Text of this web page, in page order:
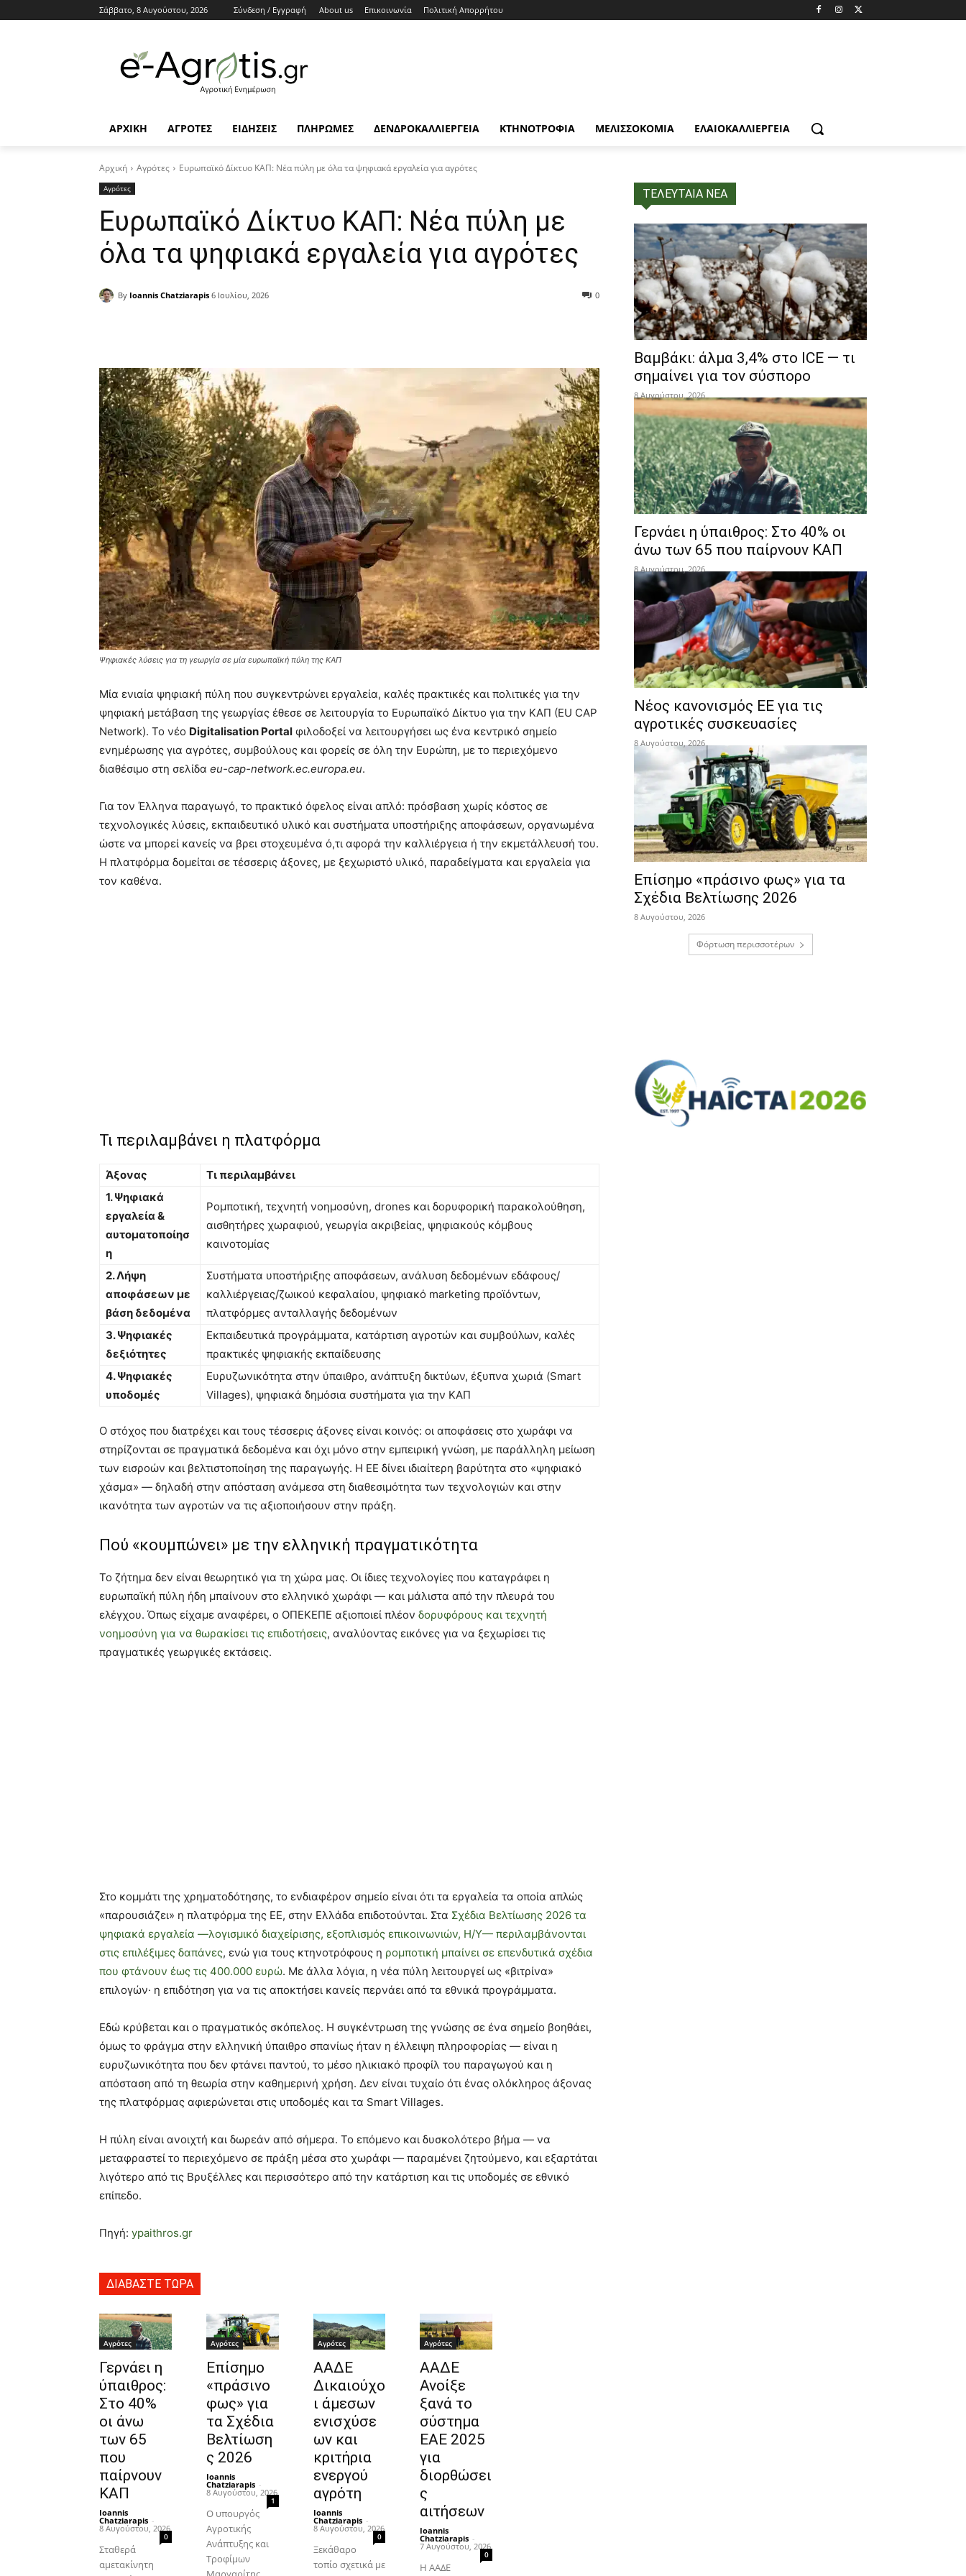
Σάββατο, 8 Αυγούστου, 2026 Σύνδεση / Εγγραφή About us Επικοινωνία Πολιτική Απορρήτου
ΑΡΧΙΚΗ AΓΡΟΤΕΣ ΕΙΔΗΣΕΙΣ ΠΛΗΡΩΜΕΣ ΔΕΝΔΡΟΚΑΛΛΙΕΡΓΕΙΑ ΚΤΗΝΟΤΡΟΦΙΑ ΜΕΛΙΣΣΟΚΟΜΙΑ ΕΛΑΙΟΚΑΛΛΙΈΡΓΕΙΑ
Αρχική Αγρότες Ευρωπαϊκό Δίκτυο ΚΑΠ: Νέα πύλη με όλα τα ψηφιακά εργαλεία για αγρότες
Αγρότες
Ευρωπαϊκό Δίκτυο ΚΑΠ: Νέα πύλη με
όλα τα ψηφιακά εργαλεία για αγρότες
By Ioannis Chatziarapis 6 Ιουλίου, 2026 0
Ψηφιακές λύσεις για τη γεωργία σε μία ευρωπαϊκή πύλη της ΚΑΠ
Μία ενιαία ψηφιακή πύλη που συγκεντρώνει εργαλεία, καλές πρακτικές και πολιτικές για την
ψηφιακή μετάβαση της γεωργίας έθεσε σε λειτουργία το Ευρωπαϊκό Δίκτυο για την ΚΑΠ (EU CAP
Network). Το νέο Digitalisation Portal φιλοδοξεί να λειτουργήσει ως ένα κεντρικό σημείο
ενημέρωσης για αγρότες, συμβούλους και φορείς σε όλη την Ευρώπη, με το περιεχόμενο
διαθέσιμο στη σελίδα eu-cap-network.ec.europa.eu.
Για τον Έλληνα παραγωγό, το πρακτικό όφελος είναι απλό: πρόσβαση χωρίς κόστος σε
τεχνολογικές λύσεις, εκπαιδευτικό υλικό και συστήματα υποστήριξης αποφάσεων, οργανωμένα
ώστε να μπορεί κανείς να βρει στοχευμένα ό,τι αφορά την καλλιέργεια ή την εκμετάλλευσή του.
Η πλατφόρμα δομείται σε τέσσερις άξονες, με ξεχωριστό υλικό, παραδείγματα και εργαλεία για
τον καθένα.
Τι περιλαμβάνει η πλατφόρμα
Άξονας
Τι περιλαμβάνει
1. Ψηφιακά
εργαλεία &
αυτοματοποίησ
η
Ρομποτική, τεχνητή νοημοσύνη, drones και δορυφορική παρακολούθηση,
αισθητήρες χωραφιού, γεωργία ακριβείας, ψηφιακούς κόμβους
καινοτομίας
2. Λήψη
αποφάσεων με
βάση δεδομένα
Συστήματα υποστήριξης αποφάσεων, ανάλυση δεδομένων εδάφους/
καλλιέργειας/ζωικού κεφαλαίου, ψηφιακό marketing προϊόντων,
πλατφόρμες ανταλλαγής δεδομένων
3. Ψηφιακές
δεξιότητες
Εκπαιδευτικά προγράμματα, κατάρτιση αγροτών και συμβούλων, καλές
πρακτικές ψηφιακής εκπαίδευσης
4. Ψηφιακές
υποδομές
Ευρυζωνικότητα στην ύπαιθρο, ανάπτυξη δικτύων, έξυπνα χωριά (Smart
Villages), ψηφιακά δημόσια συστήματα για την ΚΑΠ
Ο στόχος που διατρέχει και τους τέσσερις άξονες είναι κοινός: οι αποφάσεις στο χωράφι να
στηρίζονται σε πραγματικά δεδομένα και όχι μόνο στην εμπειρική γνώση, με παράλληλη μείωση
των εισροών και βελτιστοποίηση της παραγωγής. Η ΕΕ δίνει ιδιαίτερη βαρύτητα στο «ψηφιακό
χάσμα» — δηλαδή στην απόσταση ανάμεσα στη διαθεσιμότητα των τεχνολογιών και στην
ικανότητα των αγροτών να τις αξιοποιήσουν στην πράξη.
Πού «κουμπώνει» με την ελληνική πραγματικότητα
Το ζήτημα δεν είναι θεωρητικό για τη χώρα μας. Οι ίδιες τεχνολογίες που καταγράφει η
ευρωπαϊκή πύλη ήδη μπαίνουν στο ελληνικό χωράφι — και μάλιστα από την πλευρά του
ελέγχου. Όπως είχαμε αναφέρει, ο ΟΠΕΚΕΠΕ αξιοποιεί πλέον δορυφόρους και τεχνητή
νοημοσύνη για να θωρακίσει τις επιδοτήσεις, αναλύοντας εικόνες για να ξεχωρίσει τις
πραγματικές γεωργικές εκτάσεις.
Στο κομμάτι της χρηματοδότησης, το ενδιαφέρον σημείο είναι ότι τα εργαλεία τα οποία απλώς
«παρουσιάζει» η πλατφόρμα της ΕΕ, στην Ελλάδα επιδοτούνται. Στα Σχέδια Βελτίωσης 2026 τα
ψηφιακά εργαλεία —λογισμικό διαχείρισης, εξοπλισμός επικοινωνιών, Η/Υ— περιλαμβάνονται
στις επιλέξιμες δαπάνες, ενώ για τους κτηνοτρόφους η ρομποτική μπαίνει σε επενδυτικά σχέδια
που φτάνουν έως τις 400.000 ευρώ. Με άλλα λόγια, η νέα πύλη λειτουργεί ως «βιτρίνα»
επιλογών· η επιδότηση για να τις αποκτήσει κανείς περνάει από τα εθνικά προγράμματα.
Εδώ κρύβεται και ο πραγματικός σκόπελος. Η συγκέντρωση της γνώσης σε ένα σημείο βοηθάει,
όμως το φράγμα στην ελληνική ύπαιθρο σπανίως ήταν η έλλειψη πληροφορίας — είναι η
ευρυζωνικότητα που δεν φτάνει παντού, το μέσο ηλικιακό προφίλ του παραγωγού και η
απόσταση από τη θεωρία στην καθημερινή χρήση. Δεν είναι τυχαίο ότι ένας ολόκληρος άξονας
της πλατφόρμας αφιερώνεται στις υποδομές και τα Smart Villages.
Η πύλη είναι ανοιχτή και δωρεάν από σήμερα. Το επόμενο και δυσκολότερο βήμα — να
μεταφραστεί το περιεχόμενο σε πράξη μέσα στο χωράφι — παραμένει ζητούμενο, και εξαρτάται
λιγότερο από τις Βρυξέλλες και περισσότερο από την κατάρτιση και τις υποδομές σε εθνικό
επίπεδο.
Πηγή: ypaithros.gr
ΔΙΑΒΑΣΤΕ ΤΩΡΑ
Αγρότες
Γερνάει η
ύπαιθρος:
Στο 40%
οι άνω
των 65
που
παίρνουν
ΚΑΠ
Ioannis
Chatziarapis -
8 Αυγούστου, 2026
0
Σταθερά
αμετακίνητη
Αγρότες
Επίσημο
«πράσινο
φως» για
τα Σχέδια
Βελτίωση
ς 2026
Ioannis
Chatziarapis -
8 Αυγούστου, 2026
1
Ο υπουργός
Αγροτικής
Ανάπτυξης και
Τροφίμων
Αγρότες
ΑΑΔΕ
Δικαιούχο
ι άμεσων
ενισχύσε
ων και
κριτήρια
ενεργού
αγρότη
Ioannis
Chatziarapis -
8 Αυγούστου, 2026
0
Ξεκάθαρο
τοπίο σχετικά με
Αγρότες
ΑΑΔΕ
Ανοίξε
ξανά το
σύστημα
ΕΑΕ 2025
για
διορθώσει
ς
αιτήσεων
Ioannis
Chatziarapis -
7 Αυγούστου, 2026
0
Η ΑΑΔΕ
ΤΕΛΕΥΤΑΙΑ ΝΕΑ
Βαμβάκι: άλμα 3,4% στο ICE — τι
σημαίνει για τον σύσπορο
8 Αυγούστου, 2026
Γερνάει η ύπαιθρος: Στο 40% οι
άνω των 65 που παίρνουν ΚΑΠ
8 Αυγούστου, 2026
Νέος κανονισμός ΕΕ για τις
αγροτικές συσκευασίες
8 Αυγούστου, 2026
Επίσημο «πράσινο φως» για τα
Σχέδια Βελτίωσης 2026
8 Αυγούστου, 2026
Φόρτωση περισσοτέρων